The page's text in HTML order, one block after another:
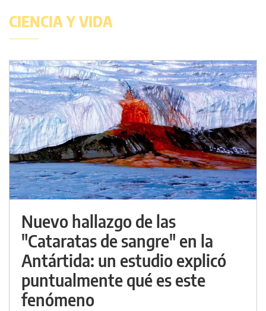
CIENCIA Y VIDA
Nuevo hallazgo de las
"Cataratas de sangre" en la
Antártida: un estudio explicó
puntualmente qué es este
fenómeno